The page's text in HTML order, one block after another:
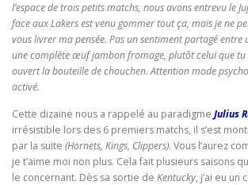
l’espace de trois petits matchs, nous avons entrevu le
face aux Lakers est venu gommer tout ça, mais je ne
vous livrer ma pensée. Pas un sentiment partagé entre
une complète œuf jambon fromage, plutôt celui que tu
ouvert la bouteille de chouchen. Attention mode
activé.
Cette dizaine nous a rappelé au paradigme Julius
irrésistible lors des 6 premiers matchs, il s’est
par la suite (Hornets, Kings, Clippers). Vous l’aurez
je t’aime moi non plus. Cela fait plusieurs saisons
le concernant. Dès sa sortie de Kentucky, j’ai eu